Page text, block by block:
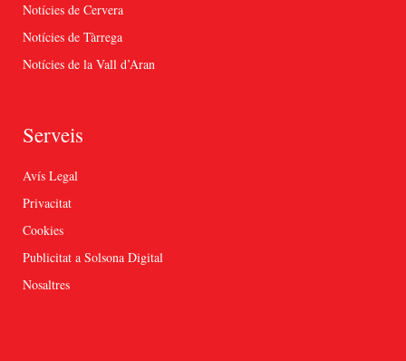
Notícies de Cervera
Notícies de Tàrrega
Notícies de la Vall d’Aran
Serveis
Avís Legal
Privacitat
Cookies
Publicitat a Solsona Digital
Nosaltres